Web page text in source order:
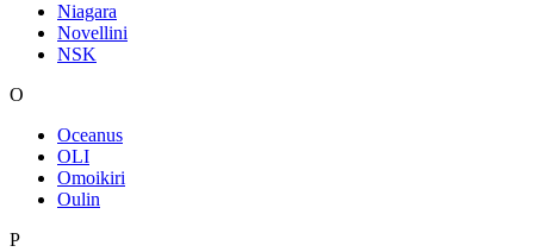
Niagara
Novellini
NSK
O
Oceanus
OLI
Omoikiri
Oulin
P